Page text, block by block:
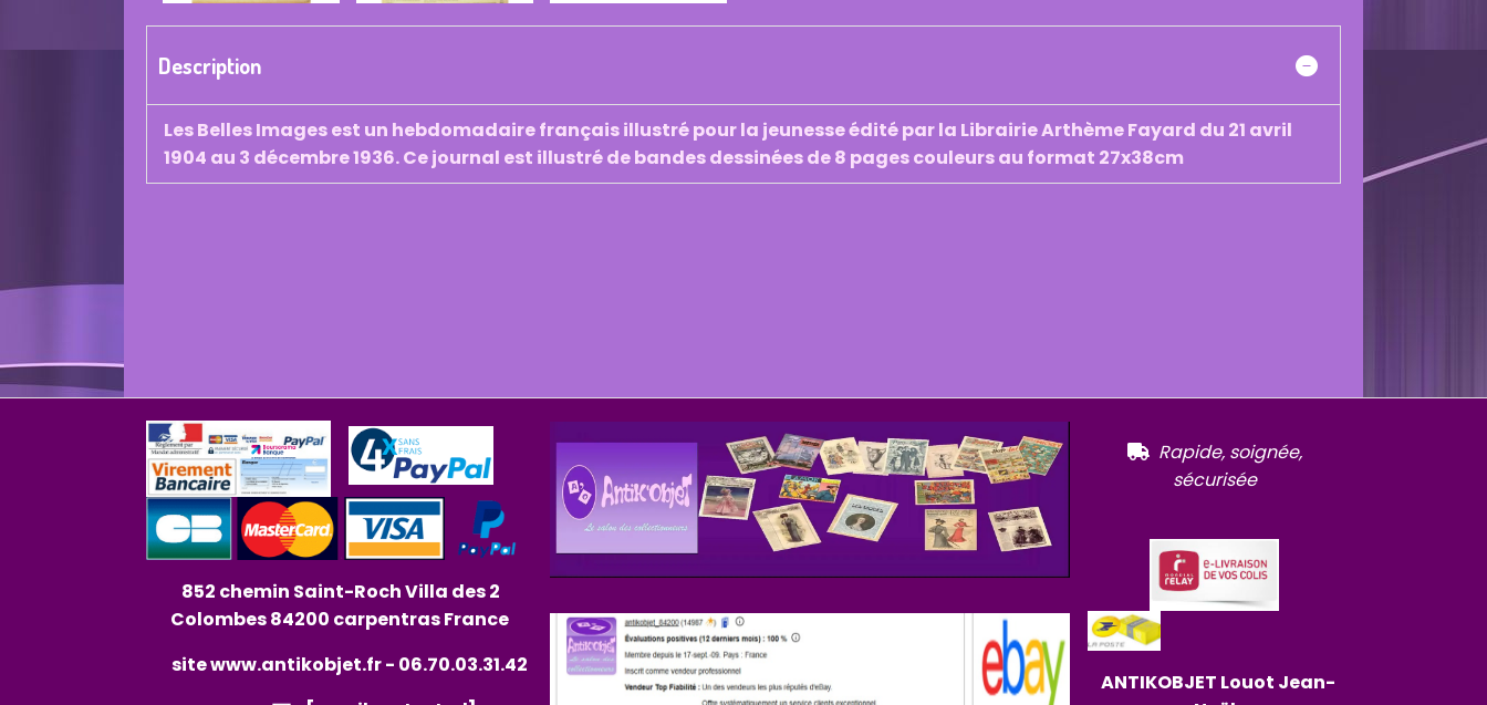
Description
Les Belles Images est un hebdomadaire français illustré pour la jeunesse édité par la Librairie Arthème Fayard du 21 avril
1904 au 3 décembre 1936. Ce journal est illustré de bandes dessinées de 8 pages couleurs au format 27x38cm
852 chemin Saint-Roch Villa des 2
Colombes 84200 carpentras France
sitewww.antikobjet.fr- 06.70.03.31.42
 Rapide, soignée,
sécurisée
ANTIKOBJET Louot Jean-